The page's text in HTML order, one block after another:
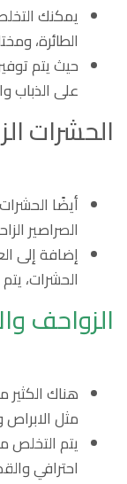
يمكنك
الطائرة،
حيث يتم
على الذباب
الحشرات
أيضًا
الصراصير
إضافة إلى
الحشرات،
الزواحف
هناك
مثل الابراص
يتم التخلص
احترافي